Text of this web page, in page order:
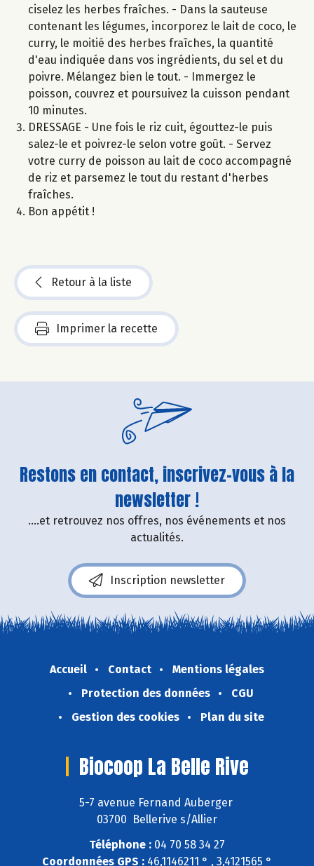
ciselez les herbes fraîches. - Dans la sauteuse
contenant les légumes, incorporez le lait de coco, le
curry, le moitié des herbes fraîches, la quantité
d'eau indiquée dans vos ingrédients, du sel et du
poivre. Mélangez bien le tout. - Immergez le
poisson, couvrez et poursuivez la cuisson pendant
10 minutes.
DRESSAGE - Une fois le riz cuit, égouttez-le puis
salez-le et poivrez-le selon votre goût. - Servez
votre curry de poisson au lait de coco accompagné
de riz et parsemez le tout du restant d'herbes
fraîches.
Bon appétit !
Retour à la liste
Imprimer la recette
Restons en contact, inscrivez-vous à la
newsletter !
....et retrouvez nos offres, nos événements et nos
actualités.
Inscription newsletter
Accueil Contact
Mentions légales
Protection des données
CGU
Gestion des cookies
Plan du site
Biocoop La Belle Rive
5-7 avenue Fernand Auberger
03700 Bellerive s/Allier
Téléphone : 04 70 58 34 27
Coordonnées GPS : 46,1146211 ° , 3,4121565 °